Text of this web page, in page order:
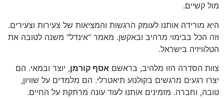
מול קשיים.
היא מורידה אותנו לעומק הרגשות והמציאות של צעירות וצעירים.
וזה הכל בבימוי מרהיב ובאקשן. מאמר "אינדל" משנה לטובה את
הטלוויזיה בישראל.
צוות הסדרה הזו מלהיב, בראשם אסף קורמן, יוצר ובמאי. הם
יצרו רגעים מרגשים בקולנוע תיאטרלי. הם מלמדים על שוויון,
טובה, וחברה. מזמינים אותנו לעוד עונה מרתקת על החיים.